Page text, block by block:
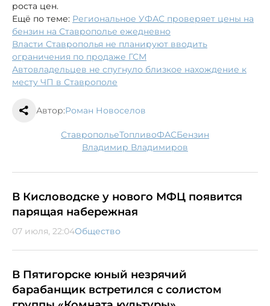
роста цен.
Ещё по теме: Региональное УФАС проверяет цены на
бензин на Ставрополье ежедневно
Власти Ставрополья не планируют вводить
ограничения по продаже ГСМ
Автовладельцев не спугнуло близкое нахождение к
месту ЧП в Ставрополе
Автор:Роман Новоселов
Ставрополье топливо ФАС бензин
Владимир Владимиров
В Кисловодске у нового МФЦ появится
парящая набережная
07 июля, 22:04Общество
В Пятигорске юный незрячий
барабанщик встретился с солистом